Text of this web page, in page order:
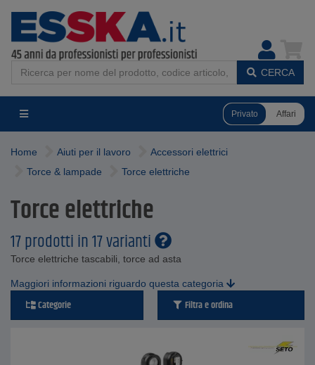
CERCA
Privato Affari
Home Aiuti per il lavoro
Accessori elettrici
Torce & lampade
Torce elettriche
Torce elettriche
17 prodotti in 17 varianti
Torce elettriche tascabili, torce ad asta
Maggiori informazioni riguardo questa categoria
Categorie Filtra e ordina